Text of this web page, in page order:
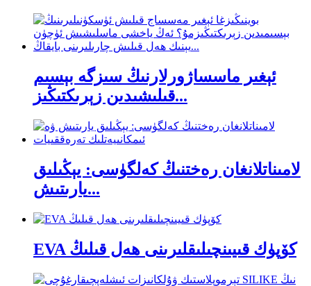
ئېغىر ماسساژورلارنىڭ سىزگە بېسىم
قىلىشىدىن زېرىكتىڭىز...
لامىناتلانغان رەختنىڭ كەلگۈسى: يېڭىلىق
يارىتىش...
EVA كۆپۈك قىيىنچىلىقلىرىنى ھەل قىلىڭ